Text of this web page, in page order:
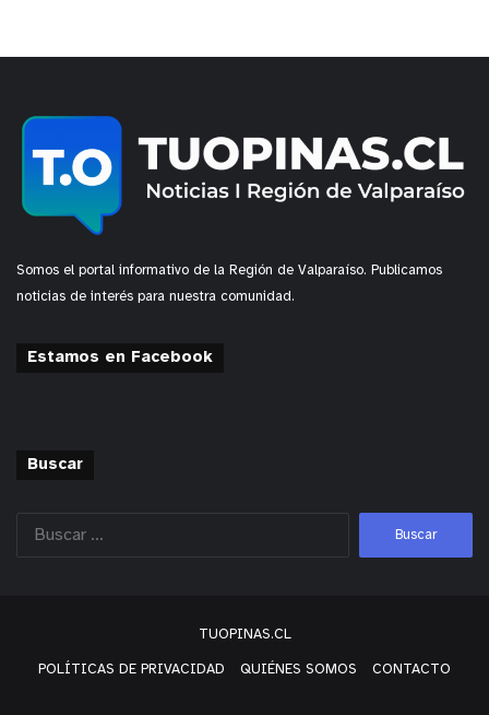
Somos el portal informativo de la Región de Valparaíso. Publicamos
noticias de interés para nuestra comunidad.
Estamos en Facebook
Buscar
TUOPINAS.CL
POLÍTICAS DE PRIVACIDAD QUIÉNES SOMOS CONTACTO